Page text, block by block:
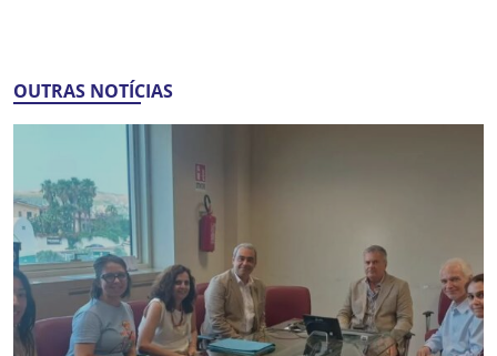
OUTRAS NOTÍCIAS